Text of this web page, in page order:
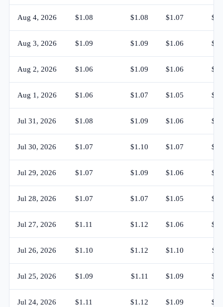
Aug 4, 2026 $1.08 $1.08 $1.07
Aug 3, 2026 $1.09 $1.09 $1.06
Aug 2, 2026 $1.06 $1.09 $1.06
Aug 1, 2026 $1.06 $1.07 $1.05
Jul 31, 2026 $1.08 $1.09 $1.06
Jul 30, 2026 $1.07 $1.10 $1.07
Jul 29, 2026 $1.07 $1.09 $1.06
Jul 28, 2026 $1.07 $1.07 $1.05
Jul 27, 2026 $1.11 $1.12 $1.06
Jul 26, 2026 $1.10 $1.12 $1.10
Jul 25, 2026 $1.09 $1.11 $1.09
Jul 24, 2026 $1.11 $1.12 $1.09